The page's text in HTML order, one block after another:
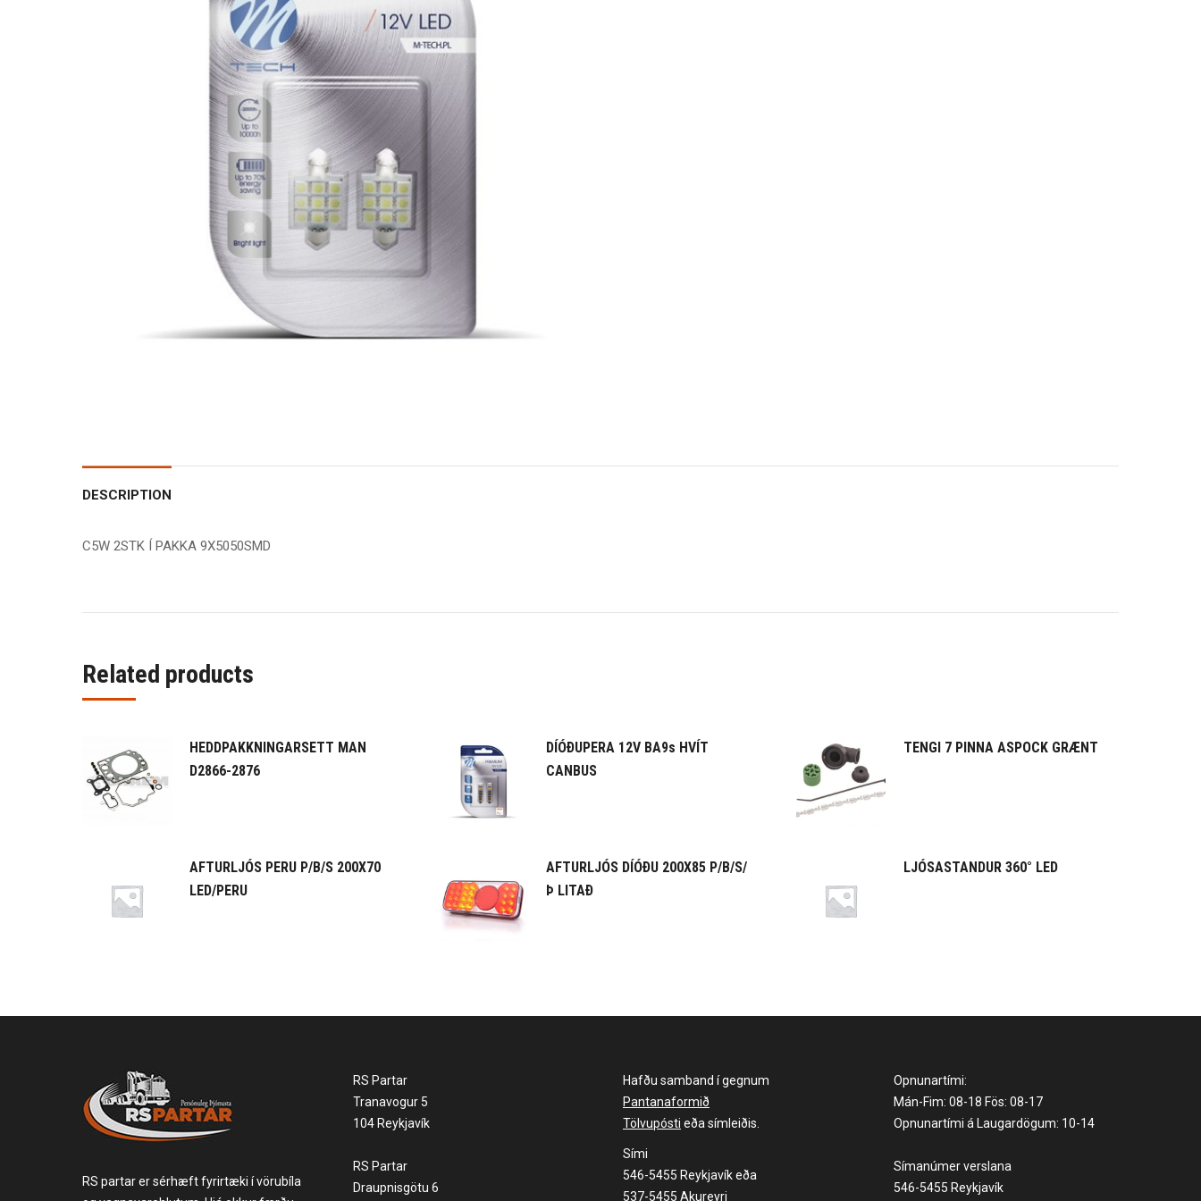
DESCRIPTION
C5W 2STK Í PAKKA 9X5050SMD
Related products
HEDDPAKKNINGARSETT MAN
D2866-2876
DÍÓÐUPERA 12V BA9s HVÍT
CANBUS
TENGI 7 PINNA ASPOCK GRÆNT
AFTURLJÓS PERU P/B/S 200X70
LED/PERU
AFTURLJÓS DÍÓÐU 200X85 P/B/S/
Þ LITAÐ
LJÓSASTANDUR 360° LED
RS partar er sérhæft fyrirtæki í vörubíla
RS Partar
Tranavogur 5
104 Reykjavík
RS Partar
Draupnisgötu 6
Hafðu samband í gegnum
Pantanaformið
Tölvupósti eða símleiðis.
Sími
546-5455 Reykjavík eða
537-5455 Akureyri
Opnunartími:
Mán-Fim: 08-18 Fös: 08-17
Opnunartími á Laugardögum: 10-14
Símanúmer verslana
546-5455 Reykjavík